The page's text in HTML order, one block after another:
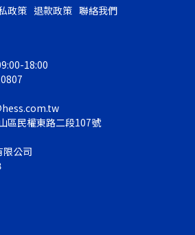
政策 退款政策 聯絡我們
18:00
區民權東路二段107號
限公司